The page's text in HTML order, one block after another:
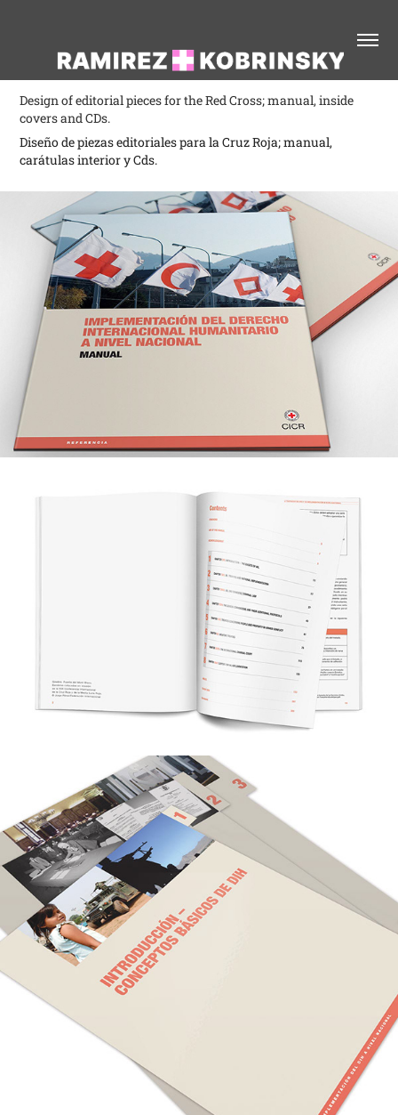
Design of editorial pieces for the Red Cross; manual, inside
covers and CDs.
Diseño de piezas editoriales para la Cruz Roja; manual,
carátulas interior y Cds.